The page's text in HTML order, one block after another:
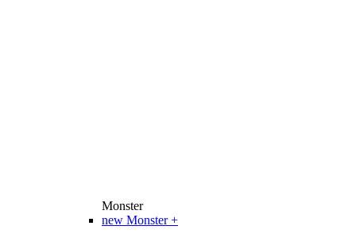
Monster
new Monster +